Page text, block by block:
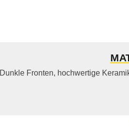
Dunkle Fronten, hochwertige